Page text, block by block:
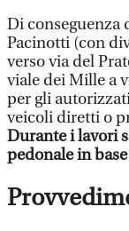
Di conseguenza
Pacinotti (con
verso via del
viale dei Mille a
per gli
veicoli diretti o
Durante i lavori
pedonale in